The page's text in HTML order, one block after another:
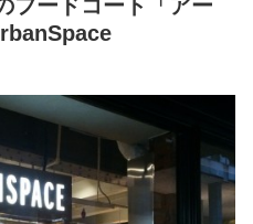
フードコート「アー